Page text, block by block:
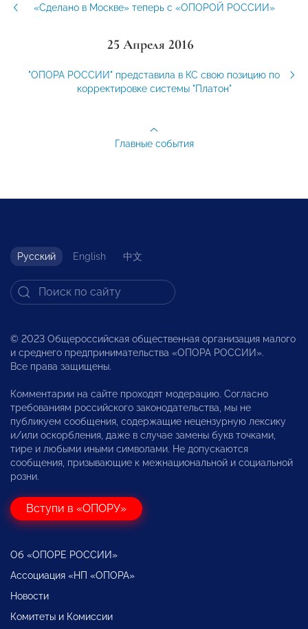
«Сделано в Москве» теперь с «ОПОРОЙ РОССИИ»
25 Апреля 2016
"ОПОРА РОССИИ" представила в КС свою позицию по
корректировке системы "Платон"
Главные события
Русский English 中文
© 2023 Общероссийская общественная организация малого
и среднего предпринимательства «ОПОРА РОССИИ».
Все права защищены.
Комментарии на сайте проходят модерацию. Согласно
требованиям российского законодательства, мы не
публикуем сообщения, содержащие нецензурную лексику
и/или оскорбления, даже в случае замены букв точками,
тире и любыми иными символами. Не допускаются
сообщения, призывающие к межнациональной и социальной
розни.
Вступи в «ОПОРУ»
Об «ОПОРЕ РОССИИ»
Ассоциация «НП «ОПОРА»
Новости
Комитеты и Комиссии